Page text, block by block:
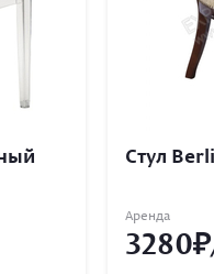
Стул
Аренда
3280